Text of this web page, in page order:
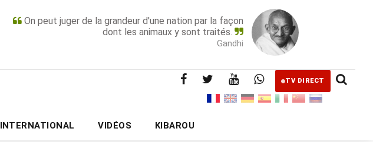
On peut juger de la grandeur d'une nation par la façon
dont les animaux y sont traités.
Gandhi
TV DIRECT
INTERNATIONAL VIDÉOS KIBAROU